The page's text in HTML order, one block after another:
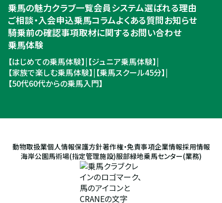
ご相談・入会申込
乗馬の魅力クラブ一覧会員システム選ばれる理由
ご相談・入会申込乗馬コラムよくある質問お知らせ
騎乗前の確認事項取材に関するお問い合わせ
乗馬体験
【はじめての乗馬体験】| 【ジュニア乗馬体験】|
【家族で楽しむ乗馬体験】| 【乗馬スクール45分】|
【50代60代からの乗馬入門】
動物取扱業個人情報保護方針著作権・免責事項企業情報採用情報
海岸公園馬術場(指定管理施設)服部緑地乗馬センター(業務)